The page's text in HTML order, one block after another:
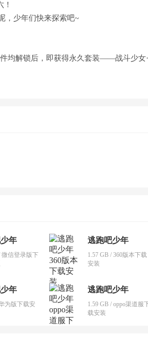
，少年们快来探索吧~
均解锁后，即获得永久套装——战斗少女
年
微信登录版下
逃跑吧少年
1.57 GB / 360版本下载
安装
年
为版下载安
逃跑吧少年
1.59 GB / oppo渠道服
载安装